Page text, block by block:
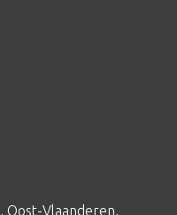
, Oost-Vlaanderen,